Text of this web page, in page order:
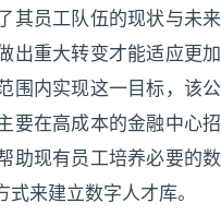
其员工队伍的现状与未来
出重大转变才能适应更加
围内实现这一目标，该公
要在高成本的金融中心招
助现有员工培养必要的数
来建立数字人才库。